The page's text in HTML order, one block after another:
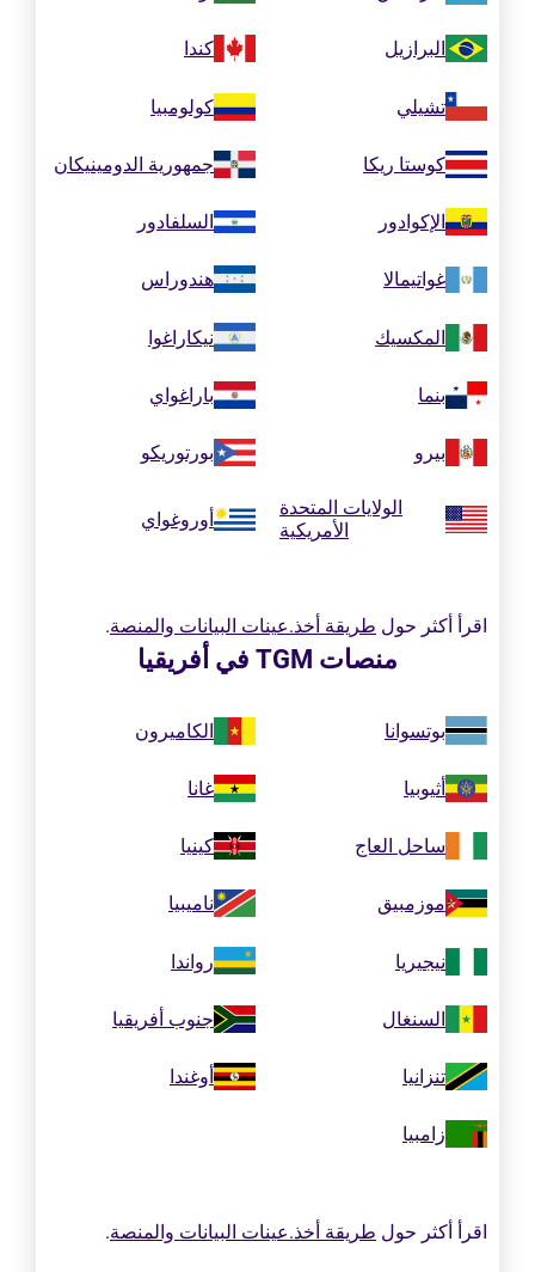
البرازيل كندا
تشيلي كولومبيا
كوستا ريكا جمهورية الدومينيكان
الإكوادور السلفادور
غواتيمالا هندوراس
المكسيك نيكاراغوا
بنما باراغواي
بيرو بورتوريكو
الولايات المتحدة
الأمريكية
أوروغواي
اقرأ أكثر حول طريقة أخذ.عينات البيانات والمنصة.
منصات TGM في أفريقيا
بوتسوانا الكاميرون
أثيوبيا غانا
ساحل العاج كينيا
موزمبيق ناميبيا
نيجيريا رواندا
السنغال جنوب أفريقيا
تنزانيا أوغندا
زامبيا
اقرأ أكثر حول طريقة أخذ.عينات البيانات والمنصة.